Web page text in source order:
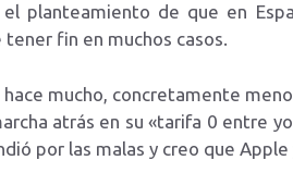
planteamiento de que en
tener fin en muchos casos.
mucho, concretamente
atrás en su «tarifa 0 entre
por las malas y creo que Apple